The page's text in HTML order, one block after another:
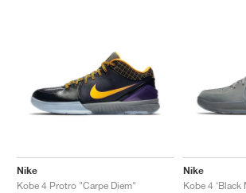
Nike
Kobe 4 Protro "Carpe Diem"
Nike